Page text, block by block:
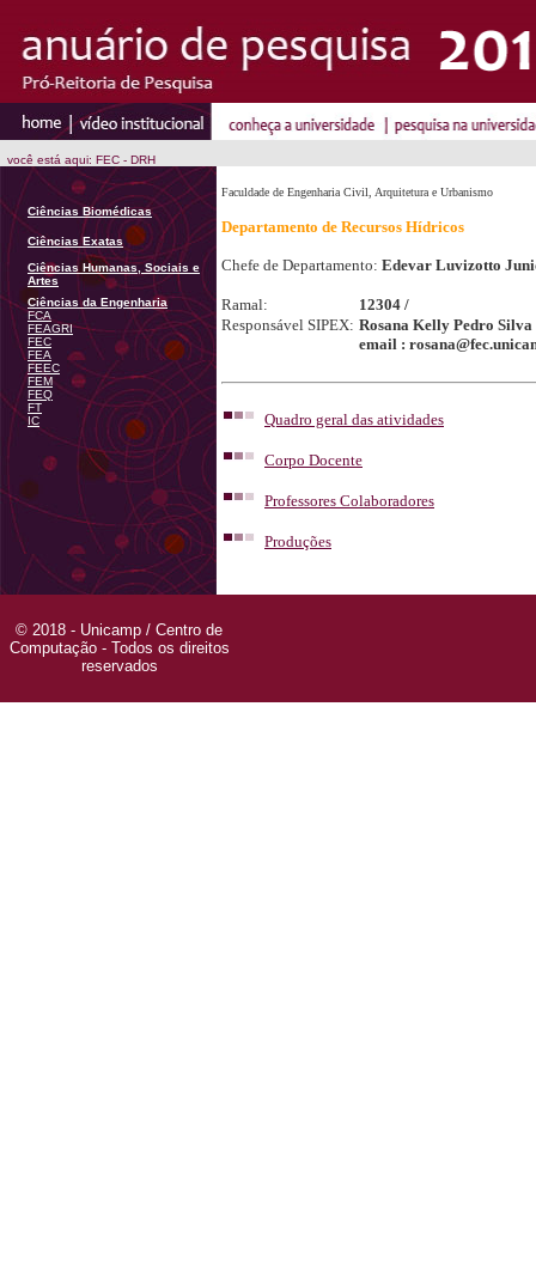
você está aqui: FEC - DRH
Ciências Biomédicas
Ciências Exatas
Ciências Humanas, Sociais e
Artes
Ciências da Engenharia
FCA
FEAGRI
FEC
FEA
FEEC
FEM
FEQ
FT
IC
Faculdade de Engenharia Civil, Arquitetura e Urbanismo
Departamento de Recursos Hídricos
Chefe de Departamento: Edevar Luvizotto
Ramal:
12304 /
Responsável SIPEX: Rosana Kelly Pedro Silva
email :
Quadro geral das atividades
Corpo Docente
Professores Colaboradores
Produções
© 2018 - Unicamp / Centro de
Computação - Todos os direitos
reservados